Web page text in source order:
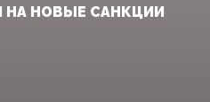
НА НОВЫЕ САНКЦИИ